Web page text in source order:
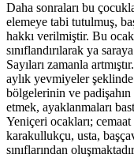
Daha sonraları bu
elemeye tabi tutulmuş,
hakkı verilmiştir. Bu
sınıflandırılarak ya
Sayıları zamanla
aylık yevmiyeler
bölgelerinin ve
etmek, ayaklanmaları
Yeniçeri ocakları;
karakullukçu, usta,
sınıflarından